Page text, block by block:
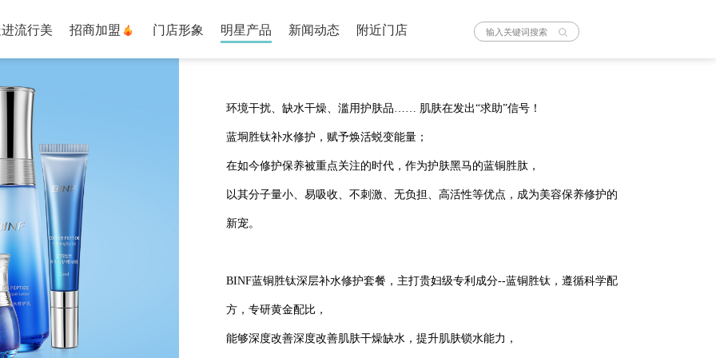
流行美 招商加盟 门店形象 明星产品 新闻动态 附近门店
环境干扰、缺水干燥、滥用护肤品…… 肌肤在发出“求助”信号！
蓝垌胜钛补水修护，赋予焕活蜕变能量；
在如今修护保养被重点关注的时代，作为护肤黑马的蓝铜胜肽，
以其分子量小、易吸收、不刺激、无负担、高活性等优点，成为美容保养修护的
新宠。
BINF蓝铜胜钛深层补水修护套餐，主打贵妇级专利成分--蓝铜胜钛，遵循科学配
方，专研黄金配比，
能够深度改善深度改善肌肤干燥缺水，提升肌肤锁水能力，